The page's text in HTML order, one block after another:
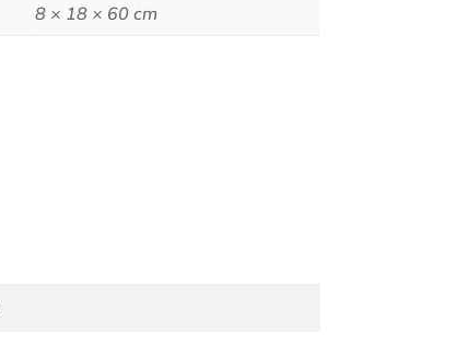
8 × 18 × 60 cm